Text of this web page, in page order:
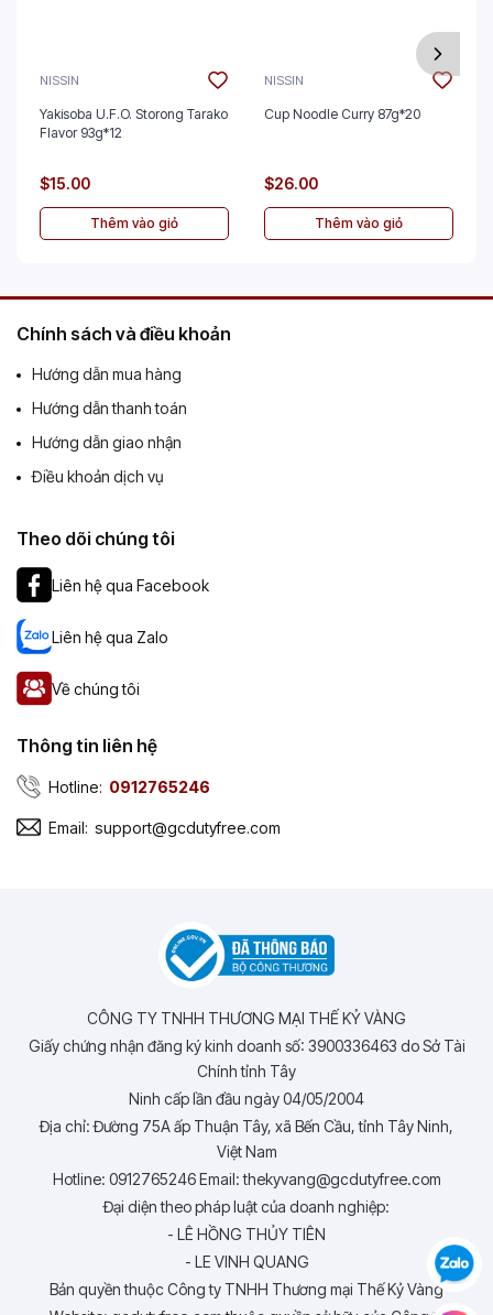
NISSIN
Yakisoba U.F.O. Storong Tarako
Flavor 93g*12
$15.00
Thêm vào giỏ
NISSIN
Cup Noodle Curry 87g*20
$26.00
Thêm vào giỏ
Chính sách và điều khoản
Hướng dẫn mua hàng
Hướng dẫn thanh toán
Hướng dẫn giao nhận
Điều khoản dịch vụ
Theo dõi chúng tôi
Liên hệ qua Facebook
Liên hệ qua Zalo
Về chúng tôi
Thông tin liên hệ
Hotline: 0912765246
Email: support@gcdutyfree.com
CÔNG TY TNHH THƯƠNG MẠI THẾ KỶ VÀNG
Giấy chứng nhận đăng ký kinh doanh số: 3900336463 do Sở Tài
Chính tỉnh Tây
Ninh cấp lần đầu ngày 04/05/2004
Địa chỉ: Đường 75A ấp Thuận Tây, xã Bến Cầu, tỉnh Tây Ninh,
Việt Nam
Hotline: 0912765246 Email: thekyvang@gcdutyfree.com
Đại diện theo pháp luật của doanh nghiệp:
- LÊ HỒNG THỦY TIÊN
- LE VINH QUANG
Bản quyền thuộc Công ty TNHH Thương mại Thế Kỷ Vàng